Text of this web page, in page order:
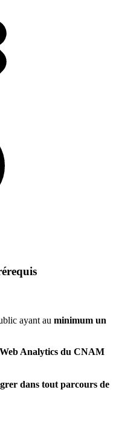
ayant au minimum un
Analytics du CNAM
dans tout parcours de